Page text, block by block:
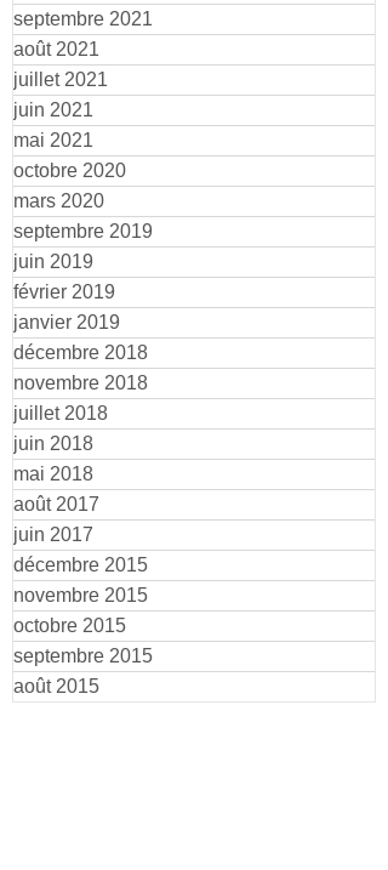
septembre 2021
août 2021
juillet 2021
juin 2021
mai 2021
octobre 2020
mars 2020
septembre 2019
juin 2019
février 2019
janvier 2019
décembre 2018
novembre 2018
juillet 2018
juin 2018
mai 2018
août 2017
juin 2017
décembre 2015
novembre 2015
octobre 2015
septembre 2015
août 2015